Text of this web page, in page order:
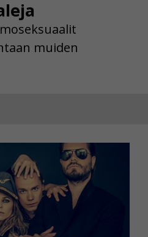
muiden